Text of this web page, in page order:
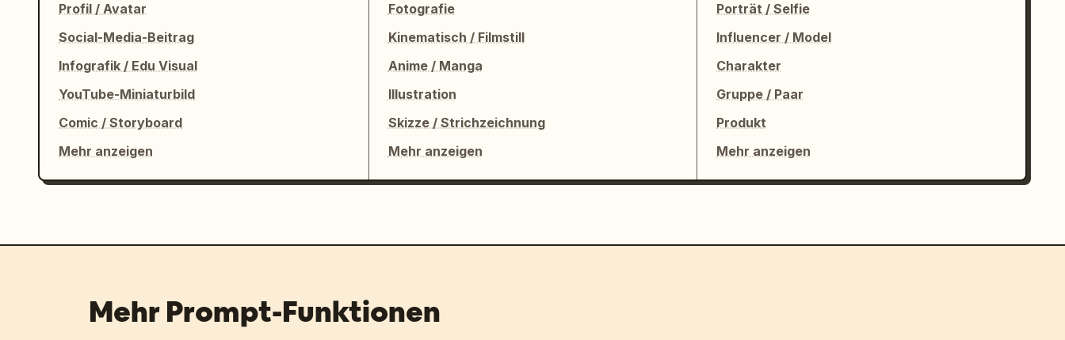
Profil / Avatar
Social-Media-Beitrag
Infografik / Edu Visual
YouTube-Miniaturbild
Comic / Storyboard
Mehr anzeigen
Fotografie
Kinematisch / Filmstill
Anime / Manga
Illustration
Skizze / Strichzeichnung
Mehr anzeigen
Porträt / Selfie
Influencer / Model
Charakter
Gruppe / Paar
Produkt
Mehr anzeigen
Mehr Prompt-Funktionen